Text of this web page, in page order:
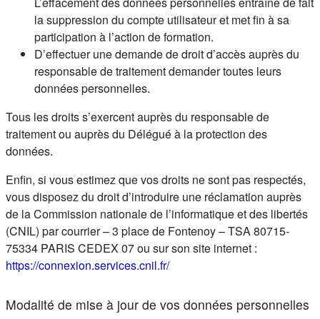
la suppression du compte utilisateur et met fin à sa
participation à l’action de formation.
D’effectuer une demande de droit d’accès auprès du
responsable de traitement demander toutes leurs
données personnelles.
Tous les droits s’exercent auprès du responsable de
traitement ou auprès du Délégué à la protection des
données.
Enfin, si vous estimez que vos droits ne sont pas respectés,
vous disposez du droit d’introduire une réclamation auprès
de la Commission nationale de l’informatique et des libertés
(CNIL) par courrier – 3 place de Fontenoy – TSA 80715-
75334 PARIS CEDEX 07 ou sur son site internet :
https://connexion.services.cnil.fr/(s'ouvre dans un nouvel
Modalité de mise à jour de vos données personnelles